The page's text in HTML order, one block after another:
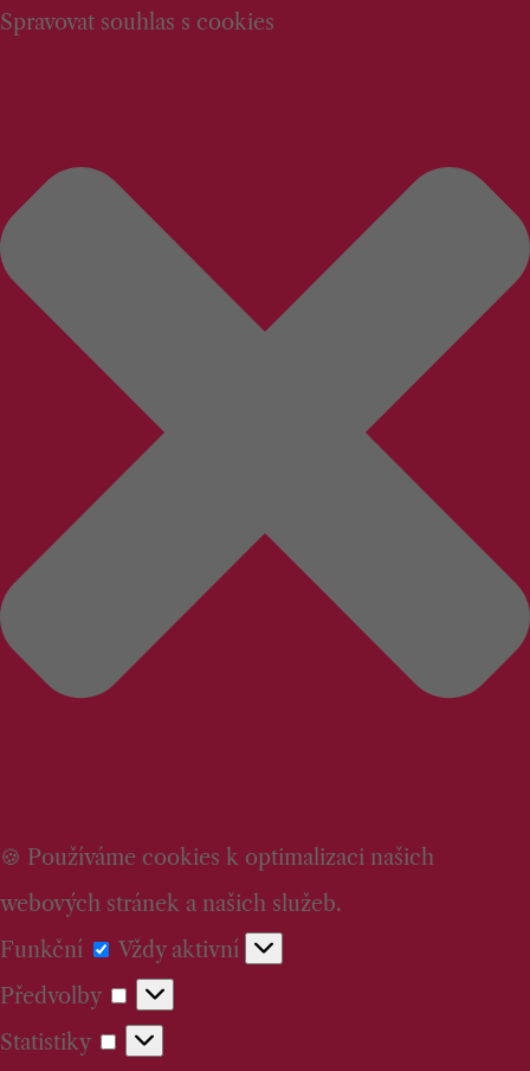
Spravovat souhlas s cookies
🍪 Používáme cookies k optimalizaci našich
webových stránek a našich služeb.
Funkční
Funkční
Vždy aktivní
Předvolby
Předvolby
Statistiky
Statistiky